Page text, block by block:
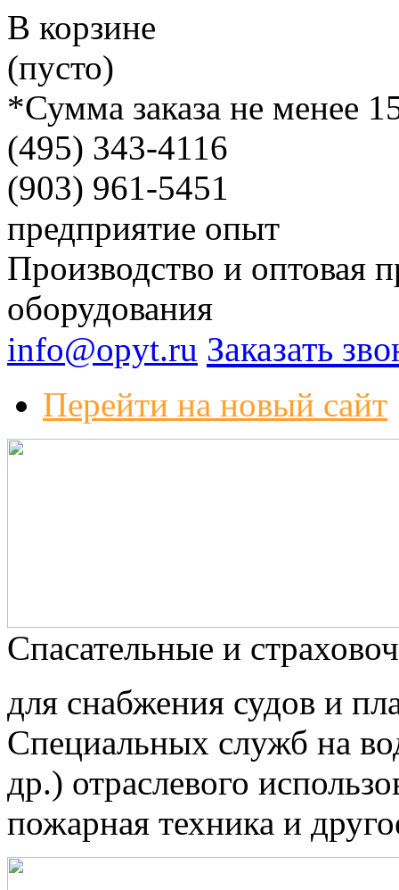
В корзине
(пусто)
*Сумма заказа не менее
(495) 343-4116
(903) 961-5451
предприятие опыт
Производство и оптовая
оборудования
info@opyt.ru Заказать
Перейти на новый сайт
Спасательные и
для снабжения судов и
Специальных служб на
др.) отраслевого
пожарная техника и